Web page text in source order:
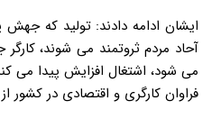
ایشان ادامه دادند: تولید که جهش
آحاد مردم ثروتمند می شوند،
می شود، اشتغال افزایش پیدا می
فراوان کارگری و اقتصادی در کشور